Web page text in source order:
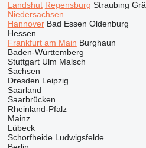
Landshut Regensburg Straubing
Niedersachsen
Hannover Bad Essen Oldenburg
Hessen
Frankfurt am Main Burghaun
Baden-Württemberg
Stuttgart Ulm Malsch
Sachsen
Dresden Leipzig
Saarland
Saarbrücken
Rheinland-Pfalz
Mainz
Lübeck
Schorfheide Ludwigsfelde